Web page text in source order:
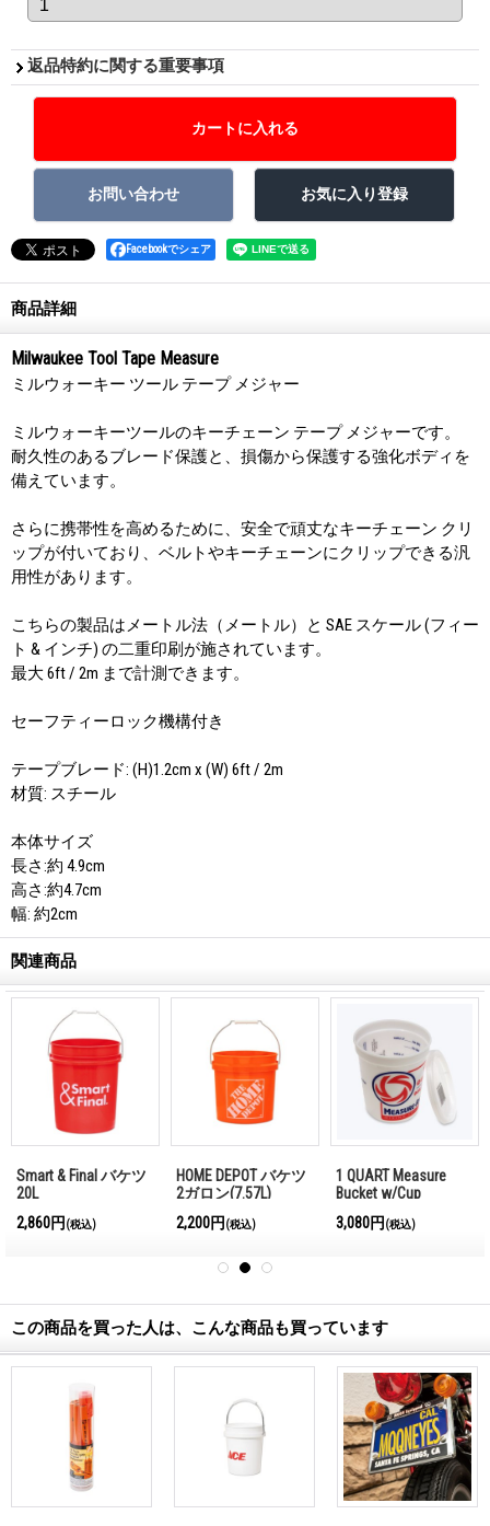
返品特約に関する重要事項
Facebookでシェア
商品詳細
Milwaukee Tool Tape Measure
ミルウォーキー ツール テープ メジャー
ミルウォーキーツールのキーチェーン テープ メジャーです。
耐久性のあるブレード保護と、損傷から保護する強化ボディを
備えています。
さらに携帯性を高めるために、安全で頑丈なキーチェーン クリ
ップが付いており、ベルトやキーチェーンにクリップできる汎
用性があります。
こちらの製品はメートル法（メートル）と SAE スケール (フィー
ト & インチ) の二重印刷が施されています。
最大 6ft / 2m まで計測できます。
セーフティーロック機構付き
テープブレード: (H)1.2cm x (W) 6ft / 2m
材質: スチール
本体サイズ
長さ:約 4.9cm
高さ:約4.7cm
幅: 約2cm
関連商品
Smart & Final バケツ
20L
2,860円 (税込)
HOME DEPOT バケツ
2ガロン(7.57L)
2,200円 (税込)
1 QUART Measure
Bucket w/Cup
3,080円 (税込)
この商品を買った人は、こんな商品も買っています